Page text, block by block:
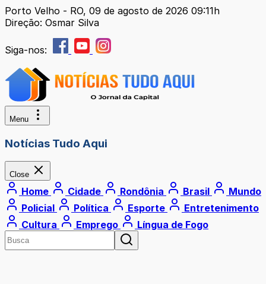
Porto Velho - RO, 09 de agosto de 2026 09:11h
Direção: Osmar Silva
Siga-nos:
Menu
Notícias Tudo Aqui
Close
Home Cidade Rondônia Brasil
Mundo
Policial
Política Esporte
Entretenimento
Cultura
Emprego Língua de Fogo